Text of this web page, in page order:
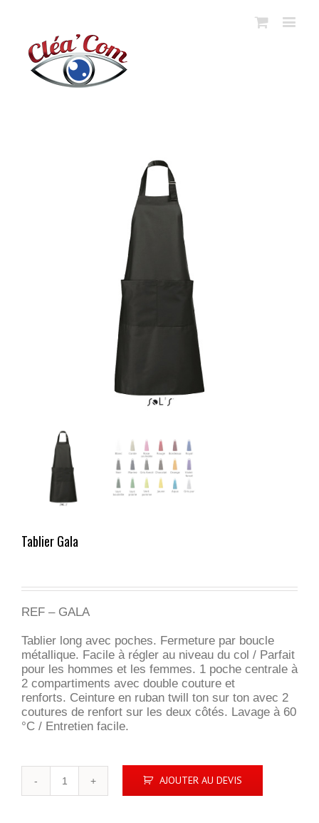
Tablier Gala
REF – GALA
Tablier long avec poches. Fermeture par boucle
métallique. Facile à régler au niveau du col / Parfait
pour les hommes et les femmes. 1 poche centrale à
2 compartiments avec double couture et
renforts. Ceinture en ruban twill ton sur ton avec 2
coutures de renfort sur les deux côtés. Lavage à 60
°C / Entretien facile.
AJOUTER AU DEVIS